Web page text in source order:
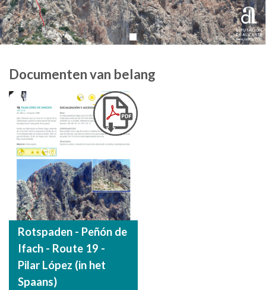
Documenten van belang
Rotspaden - Peñón de
Ifach - Route 19 -
Pilar López (in het
Spaans)